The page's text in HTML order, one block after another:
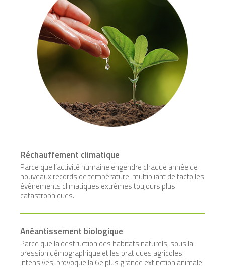
Réchauffement climatique
Parce que l’activité humaine engendre chaque année de
nouveaux records de température, multipliant de facto les
évènements climatiques extrêmes toujours plus
catastrophiques.
Anéantissement biologique
Parce que la destruction des habitats naturels, sous la
pression démographique et les pratiques agricoles
intensives, provoque la 6e plus grande extinction animale